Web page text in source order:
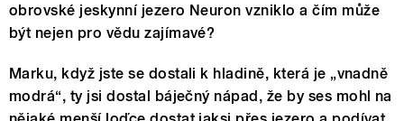
obrovské jeskynní jezero Neuron vzniklo a čím může
být nejen pro vědu zajímavé?
Marku, když jste se dostali k hladině, která je „vnadně
modrá“, ty jsi dostal báječný nápad, že by ses mohl na